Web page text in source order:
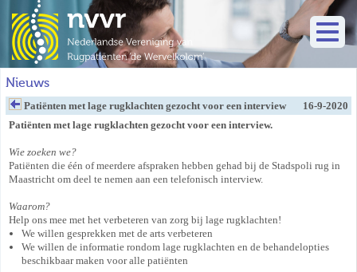
Nieuws
Patiënten met lage rugklachten gezocht voor een interview
16-9-2020
Patiënten met lage rugklachten gezocht voor een interview.
Wie zoeken we?
Patiënten die één of meerdere afspraken hebben gehad bij de Stadspoli rug in
Maastricht om deel te nemen aan een telefonisch interview.
Waarom?
Help ons mee met het verbeteren van zorg bij lage rugklachten!
We willen gesprekken met de arts verbeteren
We willen de informatie rondom lage rugklachten en de behandelopties
beschikbaar maken voor alle patiënten